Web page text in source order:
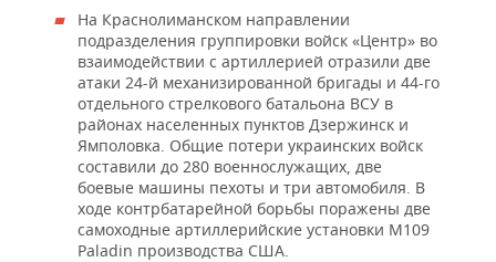
На Краснолиманском направлении
подразделения группировки войск «Центр» во
взаимодействии с артиллерией отразили две
атаки 24-й механизированной бригады и 44-го
отдельного стрелкового батальона ВСУ в
районах населенных пунктов Дзержинск и
Ямполовка. Общие потери украинских войск
составили до 280 военнослужащих, две
боевые машины пехоты и три автомобиля. В
ходе контрбатарейной борьбы поражены две
самоходные артиллерийские установки М109
Paladin производства США.